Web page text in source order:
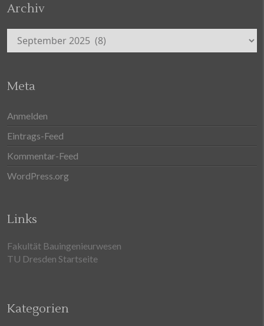
Archiv
Archiv
Meta
Anmelden
Eintrags-Feed
Kommentar-Feed
WordPress.org
Links
Fakultät Bauingenieurwesen
TU Dresden Startseite
Kategorien